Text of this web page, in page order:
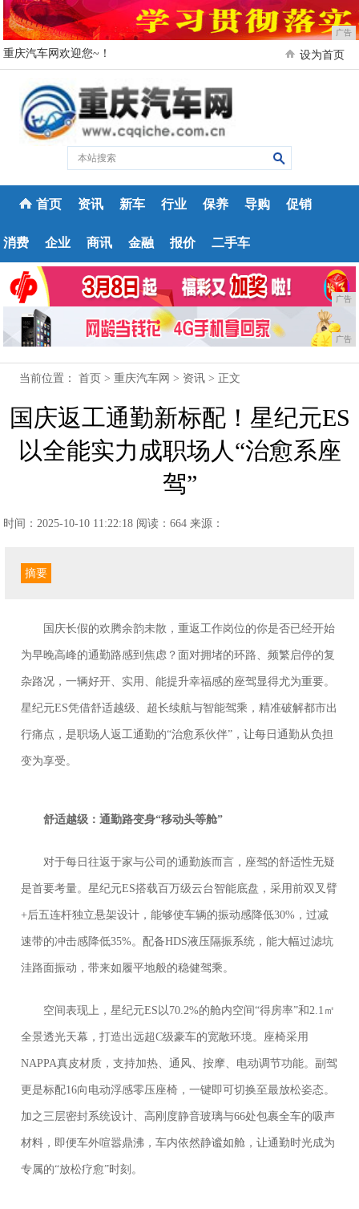
广告
重庆汽车网欢迎您~！ 设为首页
首页 资讯 新车 行业 保养 导购 促销
消费 企业 商讯 金融 报价 二手车
广告
广告
当前位置：首页 >重庆汽车网 > 资讯 > 正文
国庆返工通勤新标配！星纪元ES
以全能实力成职场人“治愈系座
驾”
时间：2025-10-10 11:22:18 阅读：664 来源：
摘要
国庆长假的欢腾余韵未散，重返工作岗位的你是否已经开始
为早晚高峰的通勤路感到焦虑？面对拥堵的环路、频繁启停的复
杂路况，一辆好开、实用、能提升幸福感的座驾显得尤为重要。
星纪元ES凭借舒适越级、超长续航与智能驾乘，精准破解都市出
行痛点，是职场人返工通勤的“治愈系伙伴”，让每日通勤从负担
变为享受。
舒适越级：通勤路变身“移动头等舱”
对于每日往返于家与公司的通勤族而言，座驾的舒适性无疑
是首要考量。星纪元ES搭载百万级云台智能底盘，采用前双叉臂
+后五连杆独立悬架设计，能够使车辆的振动感降低30%，过减
速带的冲击感降低35%。配备HDS液压隔振系统，能大幅过滤坑
洼路面振动，带来如履平地般的稳健驾乘。
空间表现上，星纪元ES以70.2%的舱内空间“得房率”和2.1㎡
全景透光天幕，打造出远超C级豪车的宽敞环境。座椅采用
NAPPA真皮材质，支持加热、通风、按摩、电动调节功能。副驾
更是标配16向电动浮感零压座椅，一键即可切换至最放松姿态。
加之三层密封系统设计、高刚度静音玻璃与66处包裹全车的吸声
材料，即便车外喧嚣鼎沸，车内依然静谧如舱，让通勤时光成为
专属的“放松疗愈”时刻。